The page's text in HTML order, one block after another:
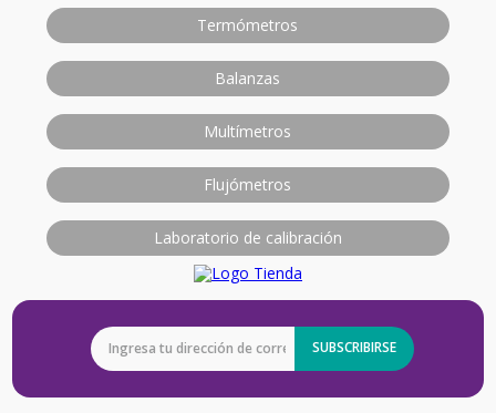
Termómetros
Balanzas
Multímetros
Flujómetros
Laboratorio de calibración
SUBSCRIBIRSE